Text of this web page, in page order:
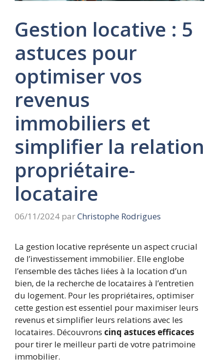
Gestion locative : 5
astuces pour
optimiser vos
revenus
immobiliers et
simplifier la relation
propriétaire-
locataire
06/11/2024 parChristophe Rodrigues
La gestion locative représente un aspect crucial
de l’investissement immobilier. Elle englobe
l’ensemble des tâches liées à la location d’un
bien, de la recherche de locataires à l’entretien
du logement. Pour les propriétaires, optimiser
cette gestion est essentiel pour maximiser leurs
revenus et simplifier leurs relations avec les
locataires. Découvrons cinq astuces efficaces
pour tirer le meilleur parti de votre patrimoine
immobilier.